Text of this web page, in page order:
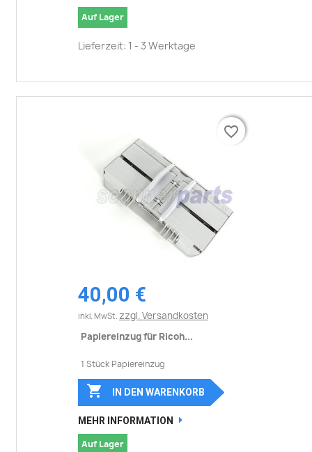
Auf Lager
Lieferzeit: 1 - 3 Werktage
40,00 €
inkl. MwSt. zzgl. Versandkosten
Papiereinzug für Ricoh...
1 Stück Papiereinzug
favorite_border
 IN DEN WARENKORB
MEHR INFORMATION
Auf Lager
favorite_border